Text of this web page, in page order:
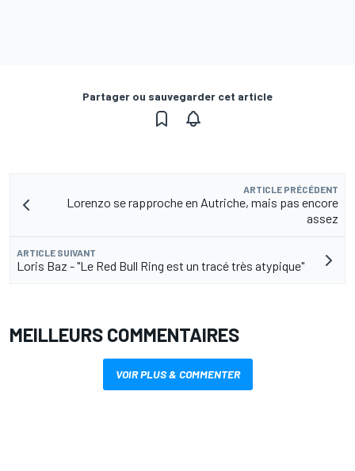
Partager ou sauvegarder cet article
ARTICLE PRÉCÉDENT
Lorenzo se rapproche en Autriche, mais pas encore
assez
ARTICLE SUIVANT
Loris Baz - "Le Red Bull Ring est un tracé très atypique"
MEILLEURS COMMENTAIRES
VOIR PLUS & COMMENTER